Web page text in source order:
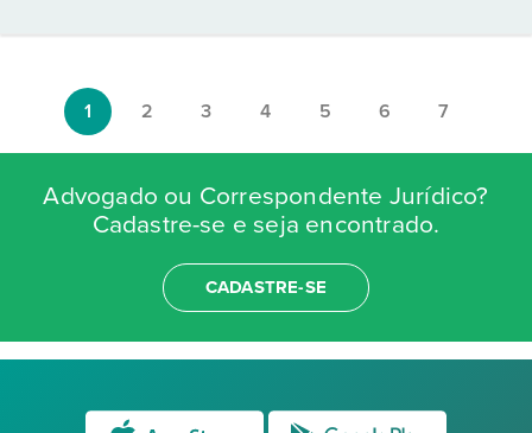
1 2 3 4 5 6 7
Advogado ou Correspondente Jurídico?
Cadastre-se e seja encontrado.
CADASTRE-SE